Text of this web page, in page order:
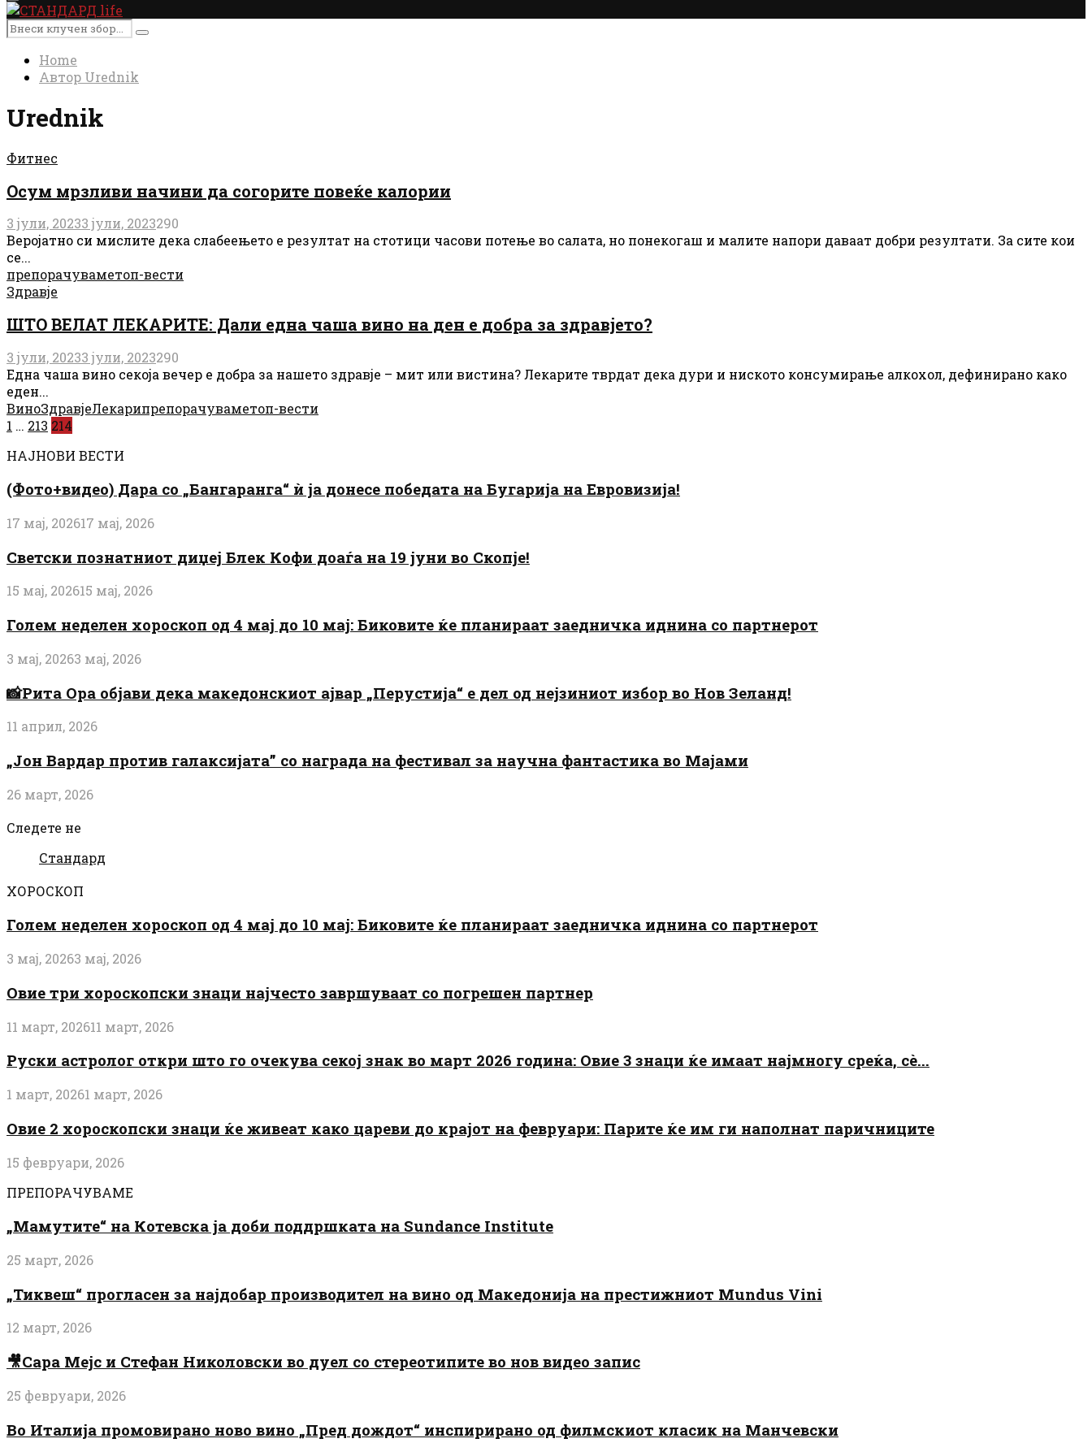
Primary
Menu
Search
for:
Search
Home
Автор Urednik
Urednik
Фитнес
Осум мрзливи начини да согорите повеќе калории
3 јули, 20233 јули, 2023290
Веројатно си мислите дека слабеењето е резултат на стотици часови потење во салата, но понекогаш и малите напори даваат добри резултати. За сите кои
се...
препорачуваметоп-вести
Здравје
ШТО ВЕЛАТ ЛЕКАРИТЕ: Дали една чаша вино на ден е добра за здравјето?
3 јули, 20233 јули, 2023290
Една чаша вино секоја вечер е добра за нашето здравје – мит или вистина? Лекарите тврдат дека дури и ниското консумирање алкохол, дефинирано како
еден...
ВиноЗдравјеЛекарипрепорачуваметоп-вести
Posts
pagination
1 … 213 214
НАЈНОВИ ВЕСТИ
(Фото+видео) Дара со „Бангаранга“ ѝ ја донесе победата на Бугарија на Евровизија!
17 мај, 202617 мај, 2026
Светски познатниот диџеј Блек Кофи доаѓа на 19 јуни во Скопје!
15 мај, 202615 мај, 2026
Голем неделен хороскоп од 4 мај до 10 мај: Биковите ќе планираат заедничка иднина со партнерот
3 мај, 20263 мај, 2026
📸Рита Ора објави дека македонскиот ајвар „Перустија“ е дел од нејзиниот избор во Нов Зеланд!
11 април, 2026
„Јон Вардар против галаксијата” со награда на фестивал за научна фантастика во Мајами
26 март, 2026
Следете не
Стандард
ХОРОСКОП
Голем неделен хороскоп од 4 мај до 10 мај: Биковите ќе планираат заедничка иднина со партнерот
3 мај, 20263 мај, 2026
Овие три хороскопски знаци најчесто завршуваат со погрешен партнер
11 март, 202611 март, 2026
Руски астролог откри што го очекува секој знак во март 2026 година: Овие 3 знаци ќе имаат најмногу среќа, сè...
1 март, 20261 март, 2026
Овие 2 хороскопски знаци ќе живеат како цареви до крајот на февруари: Парите ќе им ги наполнат паричниците
15 февруари, 2026
ПРЕПОРАЧУВАМЕ
„Мамутите“ на Котевска ја доби поддршката на Sundance Institute
25 март, 2026
„Тиквеш“ прогласен за најдобар производител на вино од Македонија на престижниот Mundus Vini
12 март, 2026
🎥Сара Мејс и Стефан Николовски во дуел со стереотипите во нов видео запис
25 февруари, 2026
Во Италија промовирано ново вино „Пред дождот“ инспирирано од филмскиот класик на Манчевски